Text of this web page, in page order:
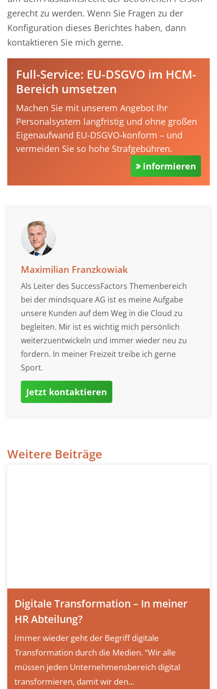
gerecht zu werden. Wenn Sie Fragen zu der
Konfiguration dieses Berichtes haben, dann
kontaktieren Sie mich gerne.
Full-Service: EU-DSGVO im HCM-
Bereich umsetzen
Machen Sie mit unserem Angebot Ihr
Personalsystem langfristig und ohne großen
Eigenaufwand EU-DSGVO-konform – und
vermeiden Sie so hohe Strafgebühren.
informieren
Maximilian Franzkowiak
Als Leiter des SuccessFactors Themenbereich
bei der mindsquare AG ist es meine Aufgabe
unsere Kunden auf dem Weg in die Cloud zu
begleiten. Mir ist es wichtig mich persönlich
weiterzuentwickeln und immer wieder neu zu
fordern. In meiner Freizeit treibe ich gerne
Sport.
Jetzt kontaktieren
Weitere Beiträge
Digitale Transformation – In meiner
HR Abteilung?
Immer wieder geht der Begriff digitale
Transformation durch die Medien. “Wir alle
müssen jeden Unternehmensbereich digital
transformieren, damit wir den...